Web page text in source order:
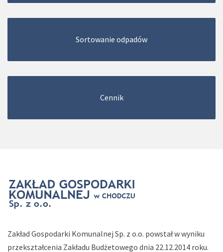
Sortowanie odpadów
Cennik
Zakład Gospodarki Komunalnej Sp. z o.o. powstał w wyniku
przekształcenia Zakładu Budżetowego dnia 22.12.2014 roku.